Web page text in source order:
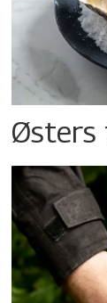
Østers